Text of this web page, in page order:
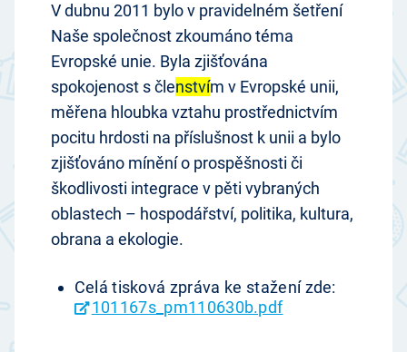
V dubnu 2011 bylo v pravidelném šetření
Naše společnost zkoumáno téma
Evropské unie. Byla zjišťována
spokojenost s členstvím v Evropské unii,
měřena hloubka vztahu prostřednictvím
pocitu hrdosti na příslušnost k unii a bylo
zjišťováno mínění o prospěšnosti či
škodlivosti integrace v pěti vybraných
oblastech – hospodářství, politika, kultura,
obrana a ekologie.
Celá tisková zpráva ke stažení zde:
101167s_pm110630b.pdf